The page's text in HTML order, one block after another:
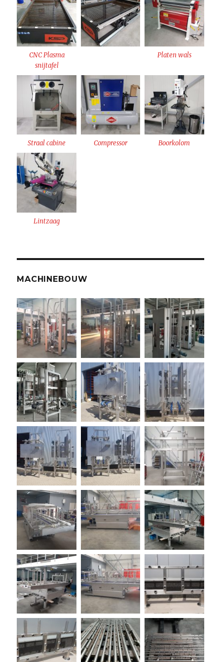
CNC Plasma
snijtafel
Platen wals
Straal cabine Compressor Boorkolom
Lintzaag
MACHINEBOUW